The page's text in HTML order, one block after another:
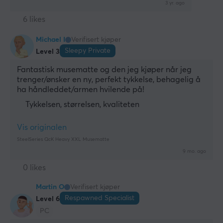
3 yr. ago
6 likes
Michael I
Verifisert kjøper
Level 3
Sleepy Private
Fantastisk musematte og den jeg kjøper når jeg
trenger/ønsker en ny, perfekt tykkelse, behagelig å
ha håndleddet/armen hvilende på!
Tykkelsen, størrelsen, kvaliteten
Vis originalen
SteelSeries QcK Heavy XXL Musematte
9 mo. ago
0 likes
Martin O
Verifisert kjøper
Level 6
Respawned Specialist
PC